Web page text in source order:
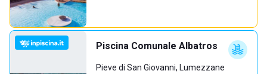
Piscina Comunale Albatros
Pieve di San Giovanni, Lumezzane